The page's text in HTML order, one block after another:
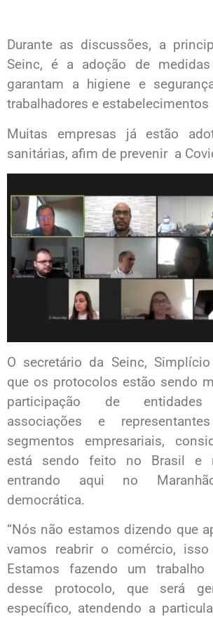
Durante as discussões, a
Seinc, é a adoção de
garantam a higiene e
trabalhadores e estabelecimentos
Muitas empresas já estão
sanitárias, afim de prevenir a
O secretário da Seinc,
que os protocolos estão sendo
participação de entidades
associações e
segmentos empresariais,
está sendo feito no Brasil e
entrando aqui no
democrática.
“Nós não estamos dizendo que
vamos reabrir o comércio,
Estamos fazendo um trabalho
desse protocolo, que será
específico, atendendo a